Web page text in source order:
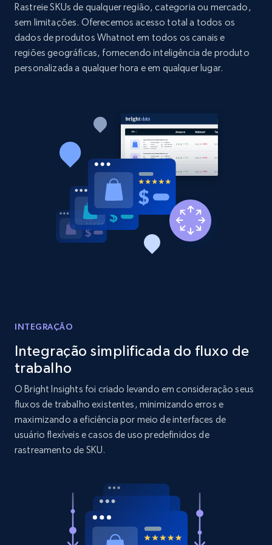
price, and more.
1.9K+ 322+ Comece agora
URL, Product id, Listing inventory id, Title, Rating,
Reviews count shop, Reviews count item, Initial
price, and more.
1.9K+ 322+ Comece agora
Etsy - Collects data from shop's URL
1.9K+
Amazon products search
Asin, URL, Name, Sponsored, Initial price, Final
price, Currency, Sold, and more.
1.6K+ 181+
URL, Product id, Title, Product description,
Rastreie SKUs de qualquer região, categoria ou mercado,
sem limitações. Oferecemos acesso total a todos os
dados de produtos Whatnot em todos os canais e
regiões geográficas, fornecendo inteligência de produto
personalizada a qualquer hora e em qualquer lugar.
INTEGRAÇÃO
Integração simplificada do fluxo de
trabalho
O Bright Insights foi criado levando em consideração seus
fluxos de trabalho existentes, minimizando erros e
maximizando a eficiência por meio de interfaces de
usuário flexíveis e casos de uso predefinidos de
rastreamento de SKU.